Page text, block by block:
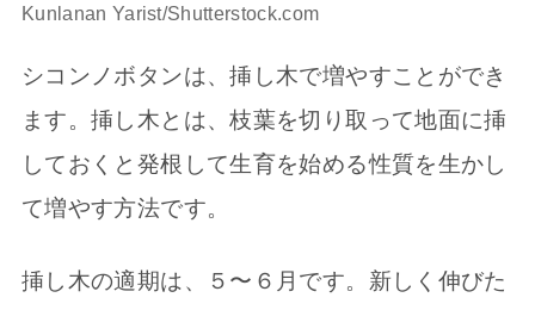
Kunlanan Yarist/Shutterstock.com
シコンノボタンは、挿し木で増やすことができ
ます。挿し木とは、枝葉を切り取って地面に挿
しておくと発根して生育を始める性質を生かし
て増やす方法です。
挿し木の適期は、５〜６月です。新しく伸びた